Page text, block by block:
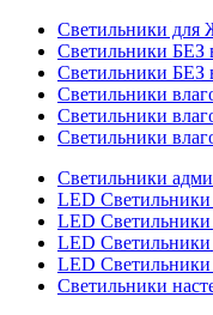
Светильники
Светильники БЕЗ
Светильники БЕЗ
Светильники
Светильники
Светильники
Светильники
LED Cветильники
LED
LED
LED
Светильники